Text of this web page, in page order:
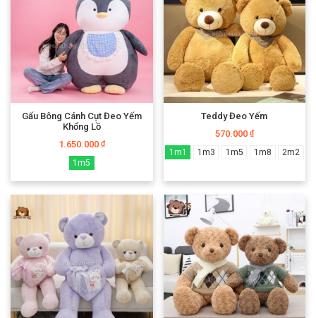
Gấu Bông Cánh Cụt Đeo Yếm
Khổng Lồ
1.650.000 ₫
1m5
Teddy Đeo Yếm
570.000 ₫
1m1 1m3 1m5 1m8 2m2